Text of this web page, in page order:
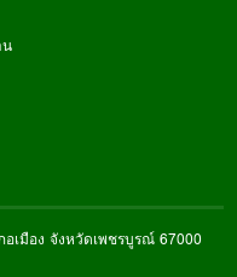
เมือง จังหวัดเพชรบูรณ์ 67000